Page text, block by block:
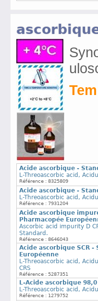
Acide ascorbique -
L-Threoascorbic acid,
Référence : 8325809
Acide ascorbique -
L-Threoascorbic acid,
Référence : 7931204
Acide ascorbique
Pharmacopée
Ascorbic acid impurity D
Standard.
Référence : 8646043
Acide ascorbique SCR
Européenne
L-Threoascorbic acid,
CRS
Référence : 5287351
L-Acide ascorbique
L-Threoascorbic acid,
Référence : 1279752